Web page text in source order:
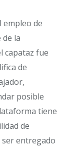
empleo de
la
capataz fue
de
posible
tiene
de
entregado